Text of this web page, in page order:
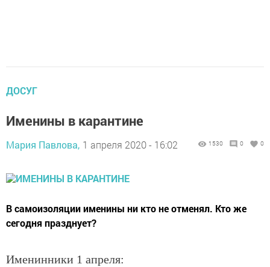
ДОСУГ
Именины в карантине
Мария Павлова, 1 апреля 2020 - 16:02 1530 0 0
В самоизоляции именины ни кто не отменял. Кто же
сегодня празднует?
Именинники 1 апреля: